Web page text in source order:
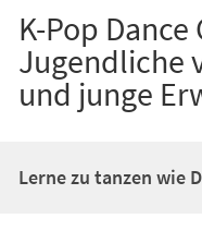
K-Pop
Jugendliche
und junge
Lerne zu tanzen wie